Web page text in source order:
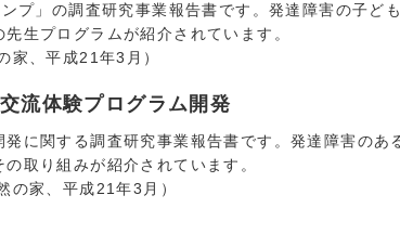
プ」の調査研究事業報告書です。発達障害の子ど
生プログラムが紹介されています。
家、平成21年3月）
流体験プログラム開発
に関する調査研究事業報告書です。発達障害のあ
取り組みが紹介されています。
の家、平成21年3月）